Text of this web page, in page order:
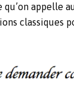
appelle
classiques